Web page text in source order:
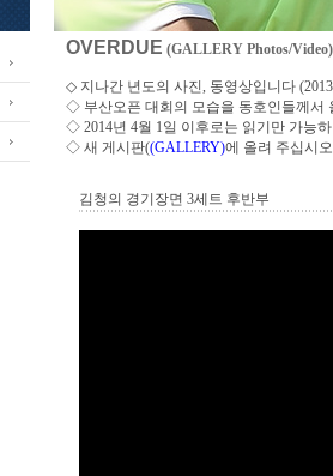
OVERDUE (GALLERY Photos/Video)
◇ 지나간 년도의 사진, 동영상입니다
◇ 부산오픈 대회의 모습을 동호인들께서
◇ 2014년 4월 1일 이후로는 읽기만 가능
◇ 새 게시판((GALLERY)에 올려 주십시오
김청의 경기장면 3세트 후반부